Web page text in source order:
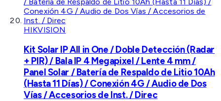
HIKVISION
Kit Solar IP All in One / Doble Detección (Radar
+ PIR) / Bala IP 4 Megapixel / Lente 4 mm /
Panel Solar / Batería de Respaldo de Litio 10Ah
(Hasta 11 Días) / Conexión 4G / Audio de Dos
Vías / Accesorios de Inst. / Direc